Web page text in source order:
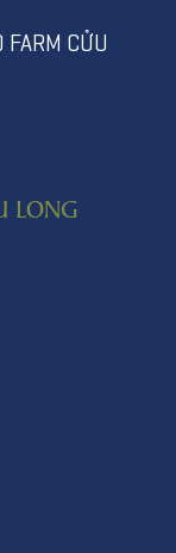
FARM CỬU
LONG